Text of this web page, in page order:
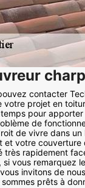
contacter
votre projet en
pour apporter
de
de vivre dans
et votre couverture
très rapidement
si vous remarquez
invitons de
prêts à